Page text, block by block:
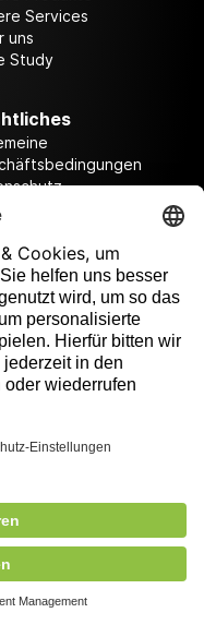
Nicht auf Lager
Services
uns
Study